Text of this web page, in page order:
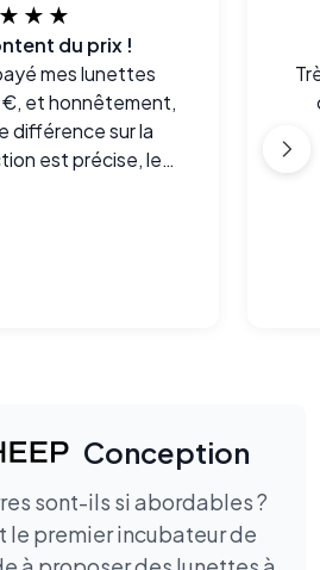
du prix !
mes lunettes
et honnêtement,
différence sur la
est précise, les
Conception
sont-ils si abordables ?
le premier incubateur de